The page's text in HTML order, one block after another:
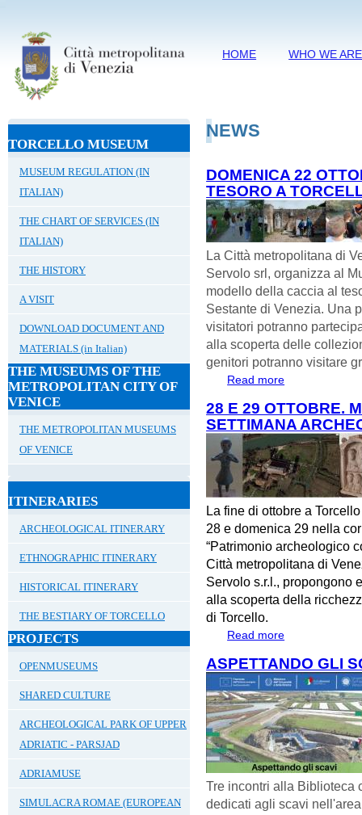
HOME WHO WE ARE
TORCELLO MUSEUM
MUSEUM REGULATION (IN
ITALIAN)
THE CHART OF SERVICES (IN
ITALIAN)
THE HISTORY
A VISIT
DOWNLOAD DOCUMENT AND
MATERIALS (in Italian)
THE MUSEUMS OF THE
METROPOLITAN CITY OF
VENICE
THE METROPOLITAN MUSEUMS
OF VENICE
ITINERARIES
ARCHEOLOGICAL ITINERARY
ETHNOGRAPHIC ITINERARY
HISTORICAL ITINERARY
THE BESTIARY OF TORCELLO
PROJECTS
OPENMUSEUMS
SHARED CULTURE
ARCHEOLOGICAL PARK OF UPPER
ADRIATIC - PARSJAD
ADRIAMUSE
SIMULACRA ROMAE (EUROPEAN
NEWS
DOMENICA 22
TESORO A
La Città metropolitana di
Servolo srl, organizza al
modello della caccia al
Sestante di Venezia. Una
visitatori potranno
alla scoperta delle
genitori potranno visitare
Read more
28 E 29 OTTOBRE.
SETTIMANA
La fine di ottobre a
28 e domenica 29 nella
“Patrimonio archeologico
Città metropolitana di
Servolo s.r.l., propongono
alla scoperta della
di Torcello.
Read more
ASPETTANDO GLI
Tre incontri alla Biblioteca
dedicati agli scavi